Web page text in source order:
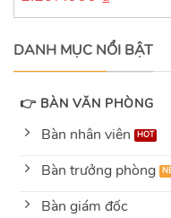
of
DANH MỤC NỔI BẬT
👉 BÀN VĂN PHÒNG
Bàn nhân viên
Bàn trưởng phòng
Bàn giám đốc